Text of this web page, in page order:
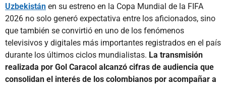
Uzbekistán en su estreno en la Copa Mundial de la FIFA
2026 no solo generó expectativa entre los aficionados, sino
que también se convirtió en uno de los fenómenos
televisivos y digitales más importantes registrados en el país
durante los últimos ciclos mundialistas. La transmisión
realizada por Gol Caracol alcanzó cifras de audiencia que
consolidan el interés de los colombianos por acompañar a